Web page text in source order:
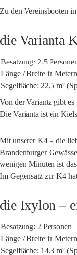
Zu den Vereinsbooten
die Varianta
Besatzung: 2-5 Personen
Länge / Breite in
Segelfläche: 22,5 m²
Von der Varianta gibt
Die Varianta ist ein
Mit unserer K4 – die
Brandenburger
wenigen Minuten ist
Im Gegensatz zur K4
die Ixylon –
Besatzung: 2 Personen
Länge / Breite in
Segelfläche: 14,3 m²